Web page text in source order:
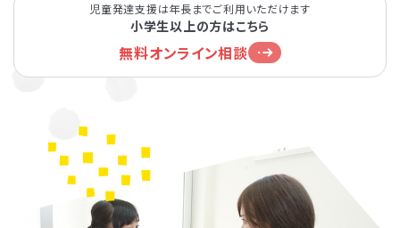
児童発達支援は年長までご利用いただけます
小学生以上の方はこちら
無料オンライン相談